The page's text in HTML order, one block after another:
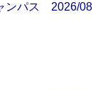
ンパス 2026/08